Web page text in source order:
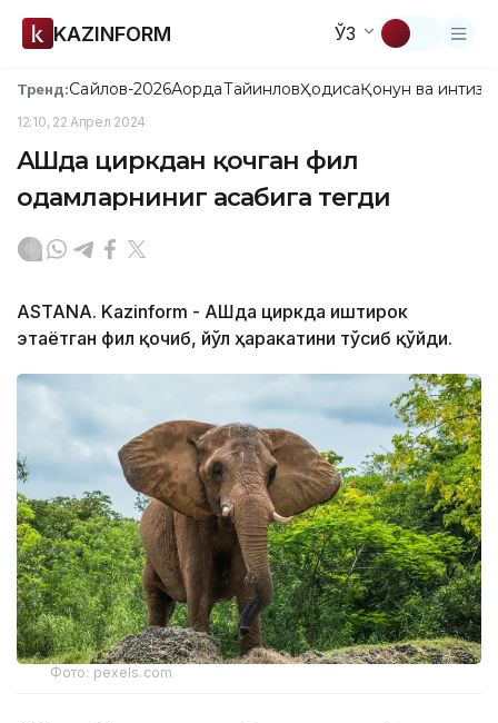
KAZINFORM ЎЗ
Тренд:Сайлов-2026АқордаТайинловҲодисаҚонун ва
12:10, 22 Апрел 2024
АҚШда циркдан қочган фил
одамларниниг асабига тегди
ASTANA. Kazinform - АҚШда циркда иштирок
этаётган фил қочиб, йўл ҳаракатини тўсиб қўйди.
Фото: pexels.com